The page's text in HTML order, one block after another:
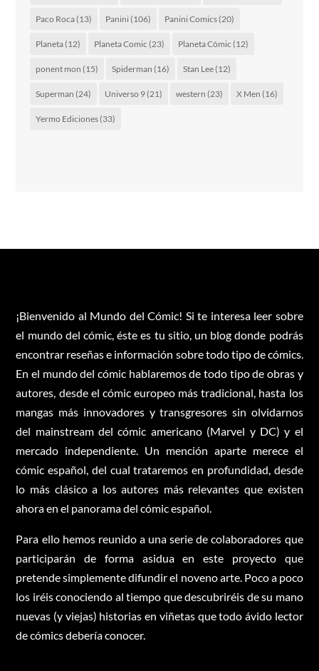
Paco Roca(13) Panini(106) Panini Comics(20)
Planeta(12) Planeta Comic (23) Planeta Cómic (12)
ponent mon (15) Spiderman (16) Stan Lee(12)
Superman (24) Universo 9(21) western (23) X Men (16)
Yermo Ediciones(33)
¡Bienvenido al Mundo del Cómic! Si te interesa leer sobre
el mundo del cómic, éste es tu sitio, un blog donde podrás
encontrar reseñas e información sobre todo tipo de cómics.
En el mundo del cómic hablaremos de todo tipo de obras y
autores, desde el cómic europeo más tradicional, hasta los
mangas más innovadores y transgresores sin olvidarnos
del mainstream del cómic americano (Marvel y DC) y el
mercado independiente. Un mención aparte merece el
cómic español, del cual trataremos en profundidad, desde
lo más clásico a los autores más relevantes que existen
ahora en el panorama del cómic español.
Para ello hemos reunido a una serie de colaboradores que
participarán de forma asidua en este proyecto que
pretende simplemente difundir el noveno arte. Poco a poco
los iréis conociendo al tiempo que descubriréis de su mano
nuevas (y viejas) historias en viñetas que todo ávido lector
de cómics debería conocer.